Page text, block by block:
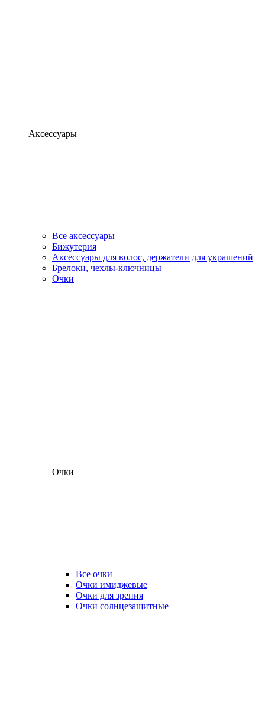
Аксессуары
Все аксессуары
Бижутерия
Аксессуары для волос, держатели для украшений
Брелоки, чехлы-ключницы
Очки
Очки
Все очки
Очки имиджевые
Очки для зрения
Очки солнцезащитные